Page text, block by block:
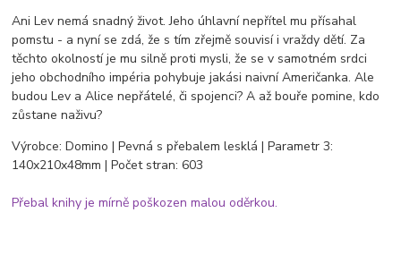
Ani Lev nemá snadný život. Jeho úhlavní nepřítel mu přísahal
pomstu - a nyní se zdá, že s tím zřejmě souvisí i vraždy dětí. Za
těchto okolností je mu silně proti mysli, že se v samotném srdci
jeho obchodního impéria pohybuje jakási naivní Američanka. Ale
budou Lev a Alice nepřátelé, či spojenci? A až bouře pomine, kdo
zůstane naživu?
Výrobce: Domino | Pevná s přebalem lesklá | Parametr 3:
140x210x48mm | Počet stran: 603
Přebal knihy je mírně poškozen malou oděrkou.